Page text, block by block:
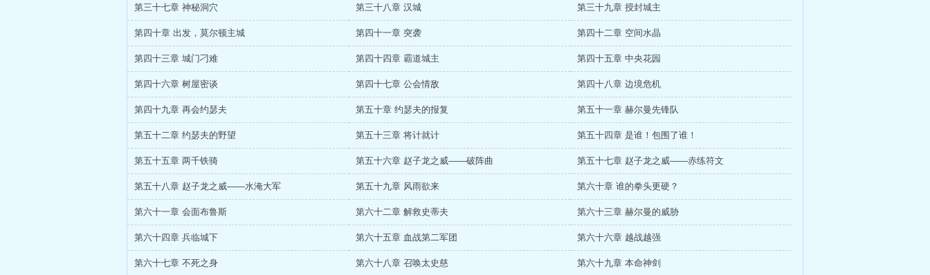
第三十七章 神秘洞穴 第三十八章 汉城 第三十九章 授封城主
第四十章 出发，莫尔顿主城 第四十一章 突袭 第四十二章 空间水晶
第四十三章 城门刁难 第四十四章 霸道城主 第四十五章 中央花园
第四十六章 树屋密谈 第四十七章 公会情敌 第四十八章 边境危机
第四十九章 再会约瑟夫 第五十章 约瑟夫的报复 第五十一章 赫尔曼先锋队
第五十二章 约瑟夫的野望 第五十三章 将计就计 第五十四章 是谁！包围了谁！
第五十五章 两千铁骑 第五十六章 赵子龙之威——破阵曲 第五十七章 赵子龙之威——赤练符文
第五十八章 赵子龙之威——水淹大军 第五十九章 风雨欲来 第六十章 谁的拳头更硬？
第六十一章 会面布鲁斯 第六十二章 解救史蒂夫 第六十三章 赫尔曼的威胁
第六十四章 兵临城下 第六十五章 血战第二军团 第六十六章 越战越强
第六十七章 不死之身 第六十八章 召唤太史慈 第六十九章 本命神剑